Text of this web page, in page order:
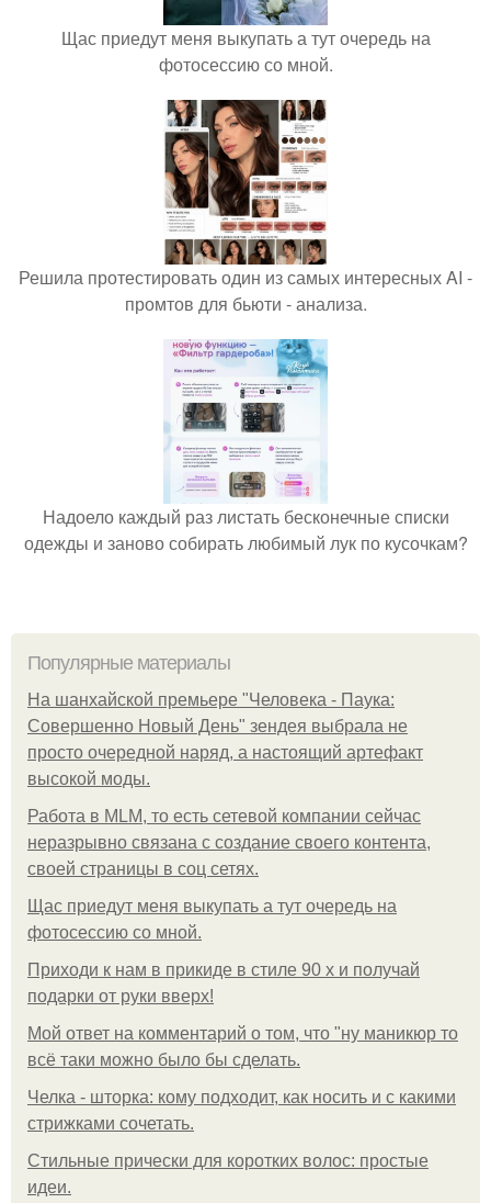
Щас приедут меня выкупать а тут очередь на
фотосессию со мной.
Решила протестировать один из самых интересных AI -
промтов для бьюти - анализа.
Надоело каждый раз листать бесконечные списки
одежды и заново собирать любимый лук по кусочкам?
Популярные материалы
На шанхайской премьере "Человека - Паука:
Совершенно Новый День" зендея выбрала не
просто очередной наряд, а настоящий артефакт
высокой моды.
Работа в MLM, то есть сетевой компании сейчас
неразрывно связана с создание своего контента,
своей страницы в соц сетях.
Щас приедут меня выкупать а тут очередь на
фотосессию со мной.
Приходи к нам в прикиде в стиле 90 х и получай
подарки от руки вверх!
Мой ответ на комментарий о том, что "ну маникюр то
всё таки можно было бы сделать.
Челка - шторка: кому подходит, как носить и с какими
стрижками сочетать.
Стильные прически для коротких волос: простые
идеи.